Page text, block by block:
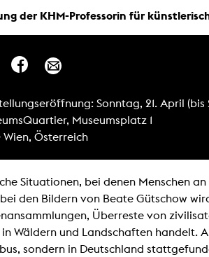
der KHM-Professorin für
Sonntag, 21. April
Museumsplatz 1
Wien, Österreich
Situationen, bei denen Menschen
den Bildern von Beate Gütschow
Überreste von
Wäldern und Landschaften handelt.
sondern in Deutschland
suite
office
LIBRARY
Films
Books
Periodicals